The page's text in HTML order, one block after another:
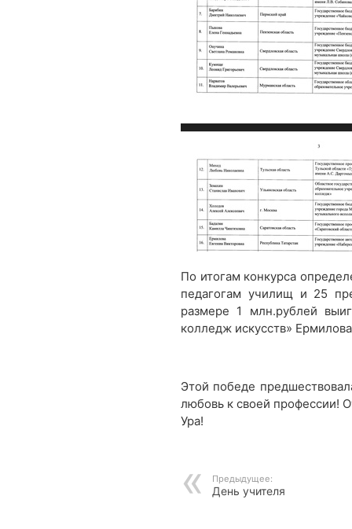
По итогам конкурса
педагогам училищ и 25
размере 1 млн.рублей
колледж искусств»
Этой победе
любовь к своей профессии!
Ура!
Предыдущее:
День учителя